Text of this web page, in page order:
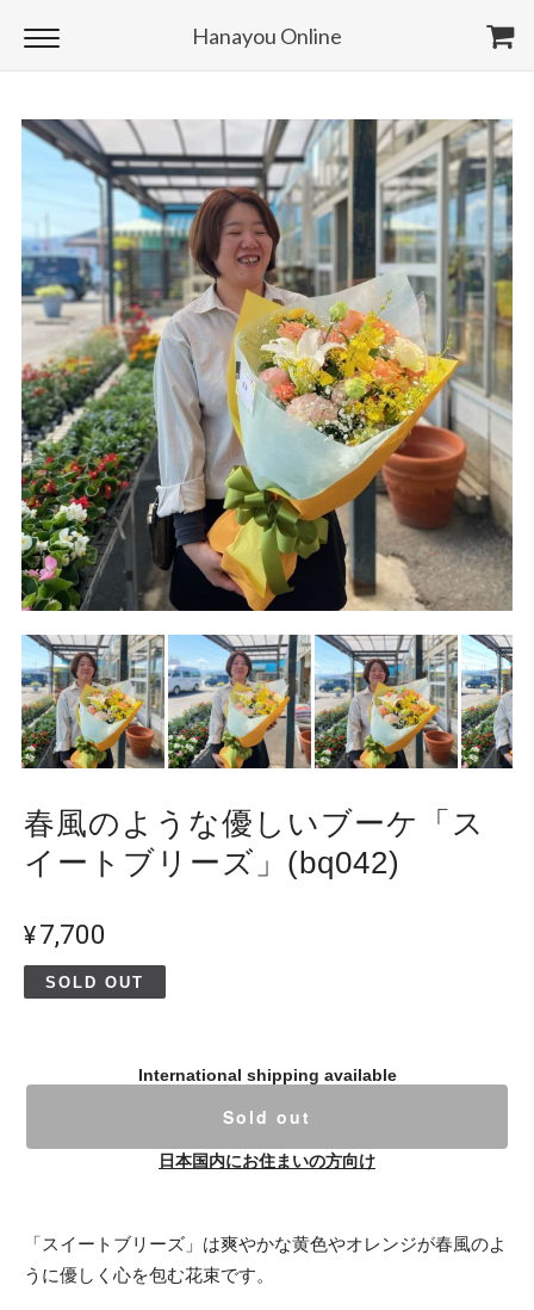
Hanayou Online
春風のような優しいブーケ「ス
イートブリーズ」(bq042)
¥7,700
SOLD OUT
International shipping available
Sold out
日本国内にお住まいの方向け
「スイートブリーズ」は爽やかな黄色やオレンジが春風のよ
うに優しく心を包む花束です。